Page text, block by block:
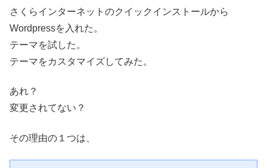
さくらインターネットのクイックインストールから
Wordpressを入れた。
テーマを試した。
テーマをカスタマイズしてみた。
あれ？
変更されてない？
その理由の１つは、